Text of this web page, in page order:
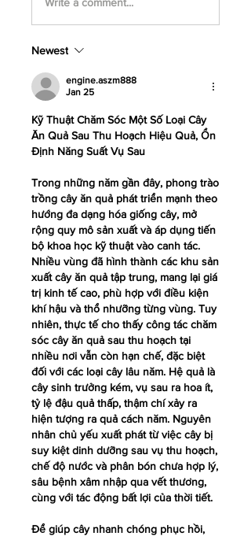
Newest
engine.aszm888
Jan 25
Kỹ Thuật Chăm Sóc Một Số Loại Cây
Ăn Quả Sau Thu Hoạch Hiệu Quả, Ổn
Định Năng Suất Vụ Sau
Trong những năm gần đây, phong trào
trồng cây ăn quả phát triển mạnh theo
hướng đa dạng hóa giống cây, mở
rộng quy mô sản xuất và áp dụng tiến
bộ khoa học kỹ thuật vào canh tác.
Nhiều vùng đã hình thành các khu sản
xuất cây ăn quả tập trung, mang lại giá
trị kinh tế cao, phù hợp với điều kiện
khí hậu và thổ nhưỡng từng vùng. Tuy
nhiên, thực tế cho thấy công tác chăm
sóc cây ăn quả sau thu hoạch tại
nhiều nơi vẫn còn hạn chế, đặc biệt
đối với các loại cây lâu năm. Hệ quả là
cây sinh trưởng kém, vụ sau ra hoa ít,
tỷ lệ đậu quả thấp, thậm chí xảy ra
hiện tượng ra quả cách năm. Nguyên
nhân chủ yếu xuất phát từ việc cây bị
suy kiệt dinh dưỡng sau vụ thu hoạch,
chế độ nước và phân bón chưa hợp lý,
sâu bệnh xâm nhập qua vết thương,
cùng với tác động bất lợi của thời tiết.
Để giúp cây nhanh chóng phục hồi,